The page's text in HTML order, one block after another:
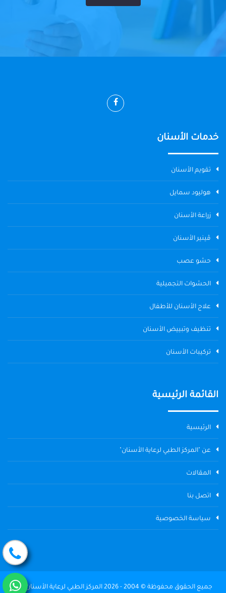
خدمات الأسنان
تقويم الأسنان
هوليود سمايل
زراعة الأسنان
ڤينير الأسنان
حشو عصب
الحشوات التجميلية
علاج الأسنان للأطفال
تنظيف وتبييض الأسنان
تركيبات الأسنان
القائمة الرئيسية
الرئيسية
عن "المركز الطبي لرعاية الأسنان"
المقالات
اتصل بنا
سياسة الخصوصية
جميع الحقوق محفوظة © 2004 - 2026 المركز الطبي لرعاية الأسنان The